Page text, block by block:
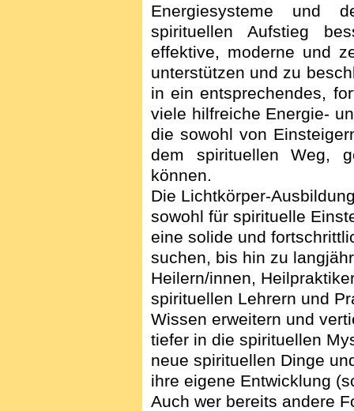
Energiesysteme und
spirituellen Aufstieg
effektive, moderne und
unterstützen und zu
in ein entsprechendes,
viele hilfreiche Energie-
die sowohl von
dem spirituellen Weg,
können.
Die Lichtkörper-
sowohl für spirituelle
eine solide und
suchen, bis hin zu
Heilern/innen,
spirituellen Lehrern und
Wissen erweitern und
tiefer in die spirituellen
neue spirituellen Dinge
ihre eigene Entwicklung
Auch wer bereits andere